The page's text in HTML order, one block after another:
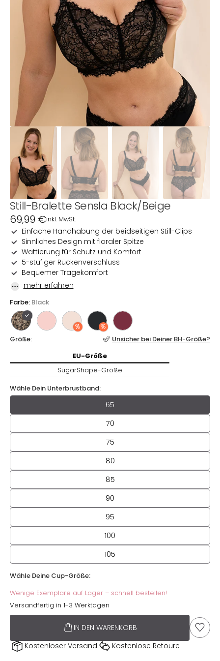
in
Galerieansicht
öffnen
Still-Bralette Sensla Black/Beige
Normaler
Preis
69,99 €inkl. MwSt.
Einfache Handhabung der beidseitigen Still-Clips
Sinnliches Design mit floraler Spitze
Wattierung für Schutz und Komfort
5-stufiger Rückenverschluss
Bequemer Tragekomfort
mehr erfahren
Farbe: Black
Größe: Unsicher bei Deiner BH-Größe?
Größe / SugarShape-Größe
EU-Größe
SugarShape-Größe
Wähle Dein Unterbrustband:
Wähle Dein Unterbrustband 65
70
75
80
85
90
95
100
105
Wähle Deine Cup-Größe:
Wenige Exemplare auf Lager – schnell bestellen!
Versandfertig in 1-3 Werktagen
IN DEN WARENKORB AUF
Kostenloser Versand Kostenlose Retoure